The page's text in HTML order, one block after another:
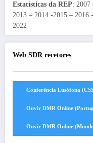
Estatísticas da REP: 2007
2013 – 2014 -2015 – 2016
2022
Web SDR recetores